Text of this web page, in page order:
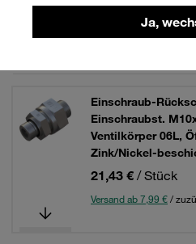
Ja,
Einschraub-
Einschraubst.
Ventilkörper 06L,
Zink/Nickel-
21,43 € / Stück
Versand ab 7,99 €/